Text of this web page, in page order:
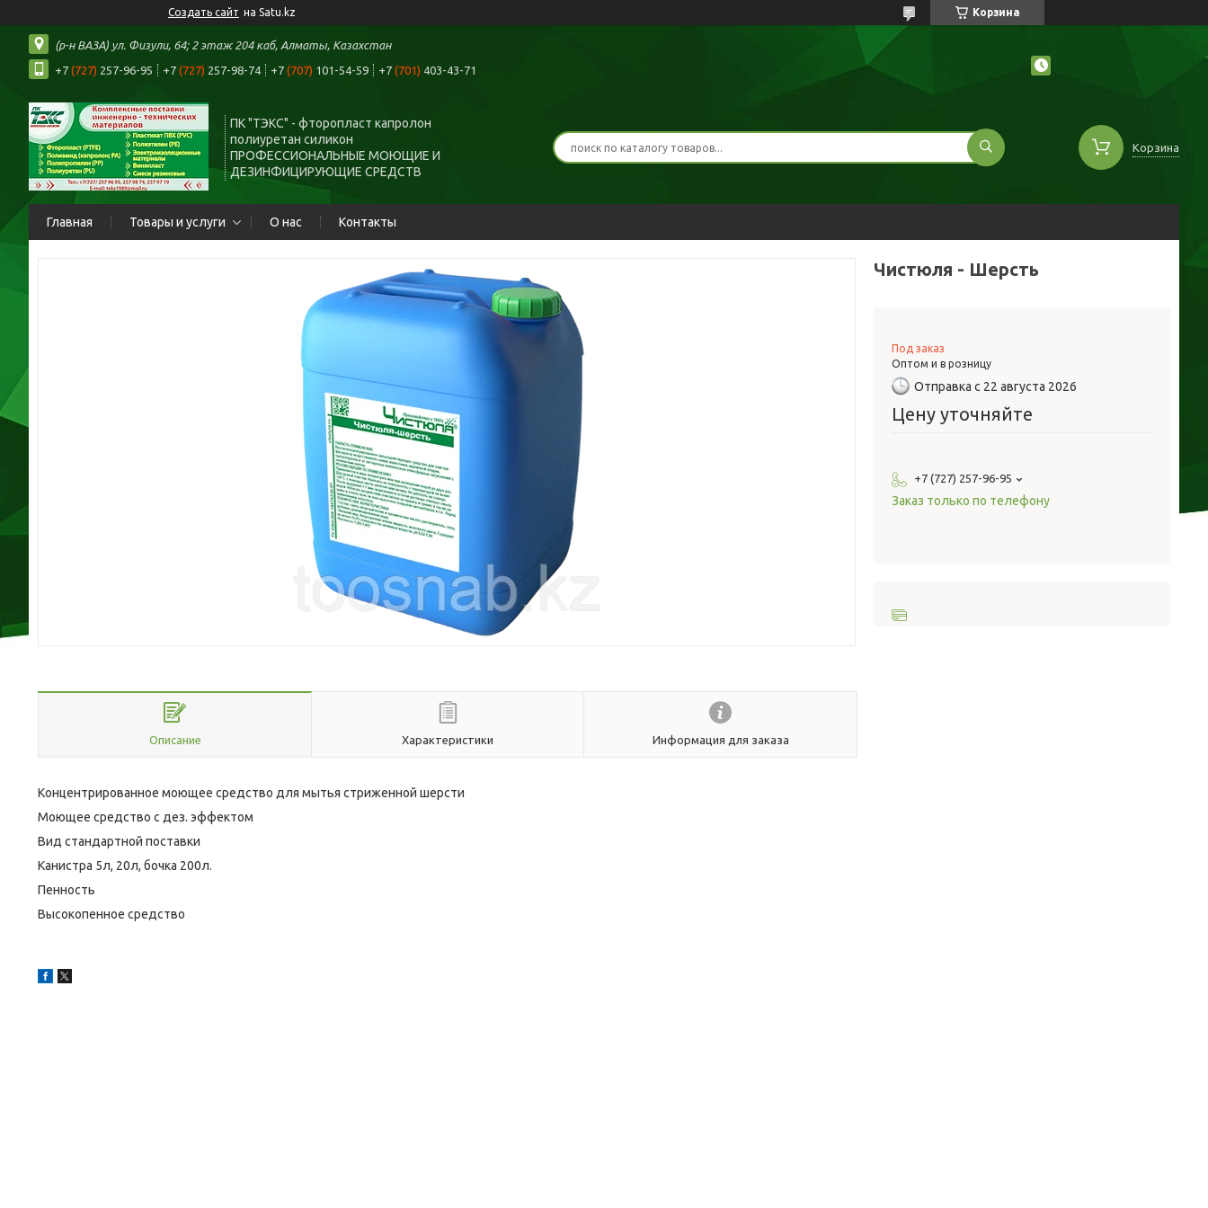
Создать сайт на Satu.kz Корзина
(р-н ВАЗА) ул. Физули, 64; 2 этаж 204 каб, Алматы, Казахстан
+7 (727) 257-96-95 +7 (727) 257-98-74 +7 (707) 101-54-59 +7 (701) 403-43-71
ПК "ТЭКС" - фторопласт капролон
полиуретан силикон
ПРОФЕССИОНАЛЬНЫЕ МОЮЩИЕ И
ДЕЗИНФИЦИРУЮЩИЕ СРЕДСТВ
Корзина
Главная Товары и услуги О нас Контакты
Описание Характеристики Информация для заказа
Концентрированное моющее средство для мытья стриженной шерсти
Моющее средство с дез. эффектом
Вид стандартной поставки
Канистра 5л, 20л, бочка 200л.
Пенность
Высокопенное средство
Чистюля - Шерсть
Под заказ
Оптом и в розницу
Отправка с 22 августа 2026
Цену уточняйте
+7 (727) 257-96-95
Заказ только по телефону